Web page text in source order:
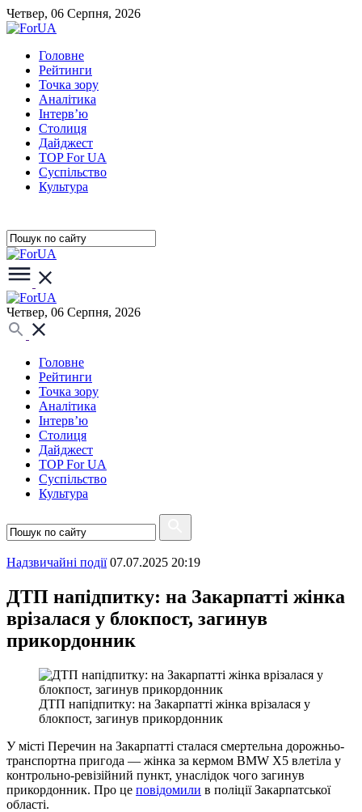
Четвер, 06 Серпня, 2026
Головне
Рейтинги
Точка зору
Аналітика
Інтерв’ю
Столиця
Дайджест
TOP For UA
Суспiльство
Культура
Четвер, 06 Серпня, 2026
Головне
Рейтинги
Точка зору
Аналітика
Інтерв’ю
Столиця
Дайджест
TOP For UA
Суспiльство
Культура
Надзвичайні події 07.07.2025 20:19
ДТП напідпитку: на Закарпатті жінка
врізалася у блокпост, загинув
прикордонник
ДТП напідпитку: на Закарпатті жінка врізалася у
блокпост, загинув прикордонник
У місті Перечин на Закарпатті сталася смертельна дорожньо-
транспортна пригода — жінка за кермом BMW X5 влетіла у
контрольно-ревізійний пункт, унаслідок чого загинув
прикордонник. Про це повідомили в поліції Закарпатської
області.